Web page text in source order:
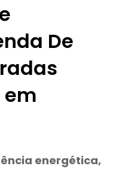
De
em
energética,